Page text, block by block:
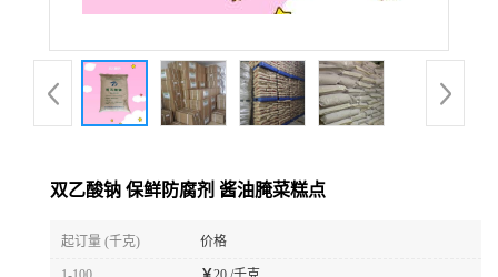
双乙酸钠 保鲜防腐剂 酱油腌菜糕点
起订量 (千克) 价格